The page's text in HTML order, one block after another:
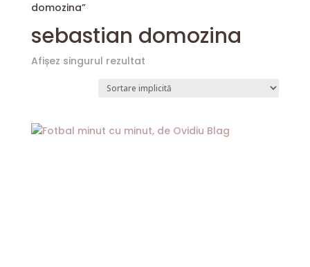
domozina”
sebastian domozina
Afișez singurul rezultat